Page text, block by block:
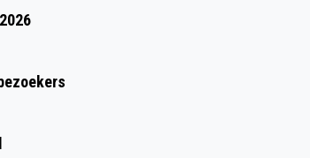
PODIA: MADE IN SWEDEN